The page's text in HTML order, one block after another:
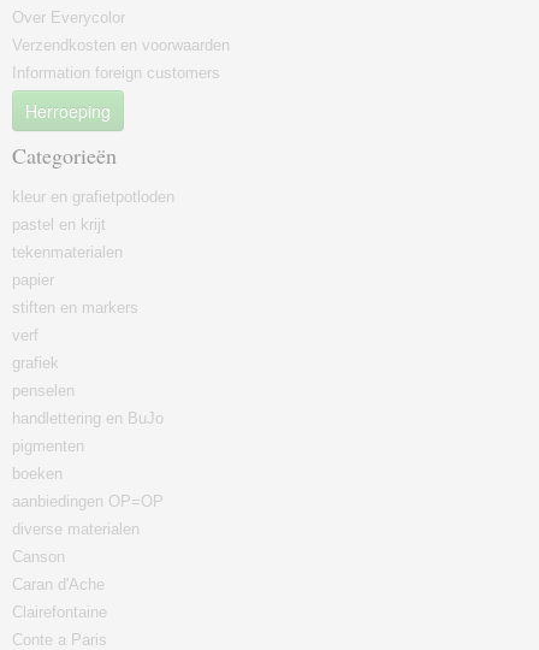
Over Everycolor
Verzendkosten en voorwaarden
Information foreign customers
Herroeping
Categorieën
kleur en grafietpotloden
pastel en krijt
tekenmaterialen
papier
stiften en markers
verf
grafiek
penselen
handlettering en BuJo
pigmenten
boeken
aanbiedingen OP=OP
diverse materialen
Canson
Caran d'Ache
Clairefontaine
Conte a Paris